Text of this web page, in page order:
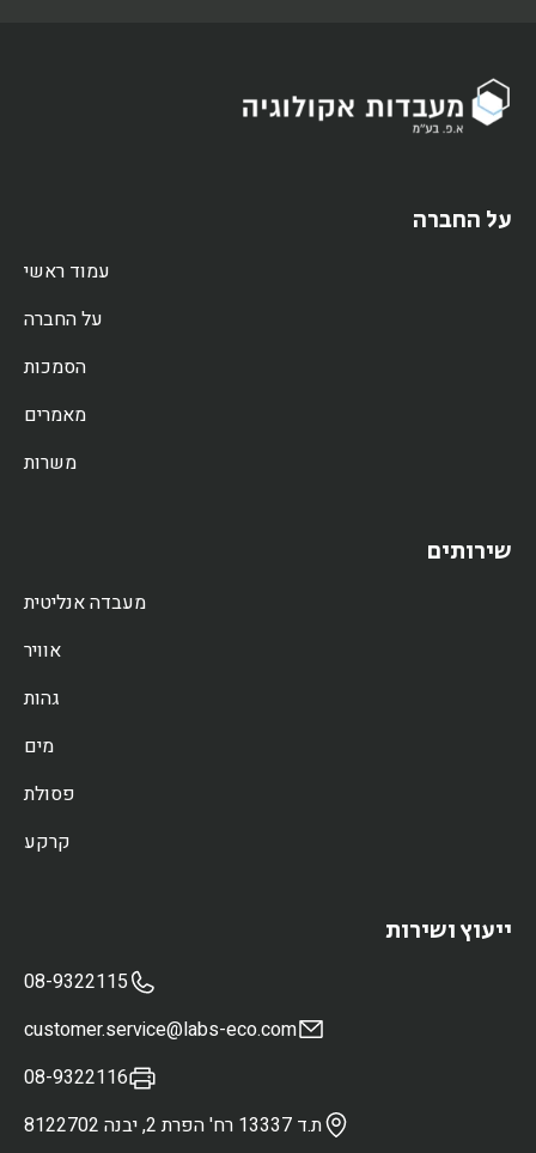
על החברה
עמוד ראשי
על החברה
הסמכות
מאמרים
משרות
שירותים
מעבדה אנליטית
אוויר
גהות
מים
פסולת
קרקע
ייעוץ ושירות
08-9322115
customer.service@labs-eco.com
08-9322116
ת.ד 13337 רח' הפרת 2, יבנה 8122702